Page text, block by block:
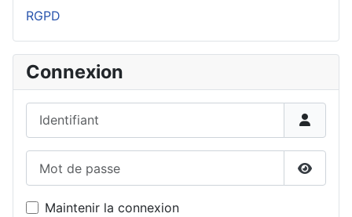
RGPD
Connexion
Maintenir la connexion